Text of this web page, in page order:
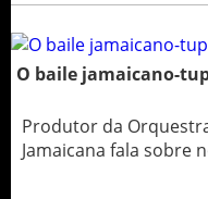
O baile jamaicano-
Produtor da
Jamaicana fala sobre